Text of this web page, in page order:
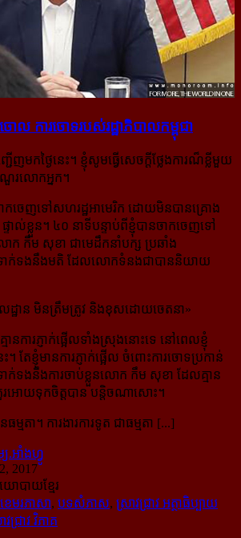
ោល ការ​ចោទ​របស់​រដ្ឋាភិបាល​កម្ពុជា
កថ្ងៃនេះ។ ខ្ញុំសូមធ្វើសេចក្តីថ្លែងការណ៏ខ្លីមួយ
ណួរលោកអ្នក។
ាកចេញទៅសហរដ្ឋអាមេរិក ដោយមិនបានគ្រោង
ល់ខ្លួន។ ៤០ នាទីបន្ទាប់ពីខ្ញុំបានចាកចេញទៅ
ោក កឹម សុខា ជាមេដឹកនាំបក្ស ប្រឆាំង
ាក់ទងនឹងមតិ ដែលលោកទំនងជាបាននិយាយ
លដ្ឋាន មិនត្រឹមត្រូវ និងខុសដោយចេតនា»
នការភ្ញាក់ផ្អើលទាំងស្រុងនោះទេ នៅពេលខ្ញុំ
ខ្ញុំមានការភ្ញាក់ផ្អើល ចំពោះការចោទប្រកាន់
ក់ទងនឹងការចាប់ខ្លួនលោក កឹម សុខា ដែលគ្មាន
អោយទុកចិត្តបាន បន្តិចណាសោះ។
ម្មតា។ ការងារការទូត ជាធម្មតា [...]
.អាំងហ្វូ
2017
ោបាយខ្មែរ
េមរភាសា, បទសំភាស, ស្រាវជ្រាវ អត្ថាធិប្បាយ
ជ្រាវ វិភាគ